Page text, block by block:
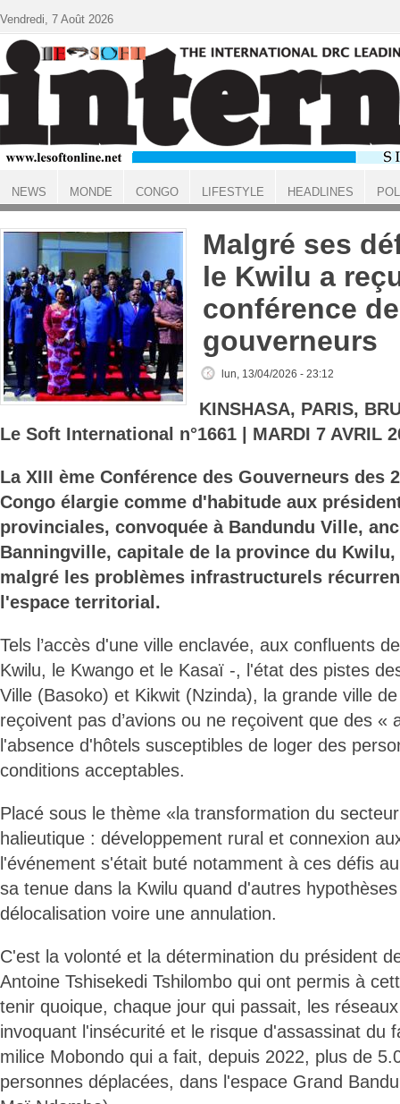
ACCUEIL
Malgré ses
le Kwilu a
conférence
gouverneurs
lun, 13/04/2026 - 23:12
KINSHASA, PARIS,
Le Soft International n°1661 | MARDI 7 AVRIL
La XIII ème Conférence des Gouverneurs des
Congo élargie comme d'habitude aux
provinciales, convoquée à Bandundu Ville,
Banningville, capitale de la province du
malgré les problèmes infrastructurels
l'espace territorial.
Tels l’accès d'une ville enclavée, aux confluents
Kwilu, le Kwango et le Kasaï -, l'état des pistes
Ville (Basoko) et Kikwit (Nzinda), la grande ville
reçoivent pas d’avions ou ne reçoivent que des «
l'absence d'hôtels susceptibles de loger des
conditions acceptables.
Placé sous le thème «la transformation du
halieutique : développement rural et connexion
l'événement s'était buté notamment à ces défis
sa tenue dans la Kwilu quand d'autres
délocalisation voire une annulation.
C'est la volonté et la détermination du président
Antoine Tshisekedi Tshilombo qui ont permis à
tenir quoique, chaque jour qui passait, les
invoquant l'insécurité et le risque d'assassinat du
milice Mobondo qui a fait, depuis 2022, plus de
personnes déplacées, dans l'espace Grand
Vendredi, 7 Août 2026
NEWS MONDE CONGO LIFESTYLE HEADLINES